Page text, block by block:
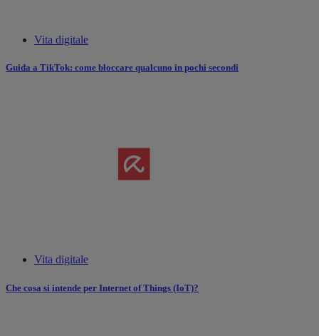
Vita digitale
Guida a TikTok: come bloccare qualcuno in pochi secondi
Vita digitale
Che cosa si intende per Internet of Things (IoT)?